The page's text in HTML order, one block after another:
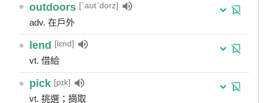
● outdoors [ˋaʊtˋdorz]
adv. 在戶外
● lend [lɛnd]
vt. 借給
● pick [pɪk]
vt. 挑選；摘取